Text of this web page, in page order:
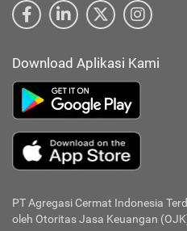
Download Aplikasi Kami
PT Agregasi Cermat Indonesia
oleh Otoritas Jasa Keuangan